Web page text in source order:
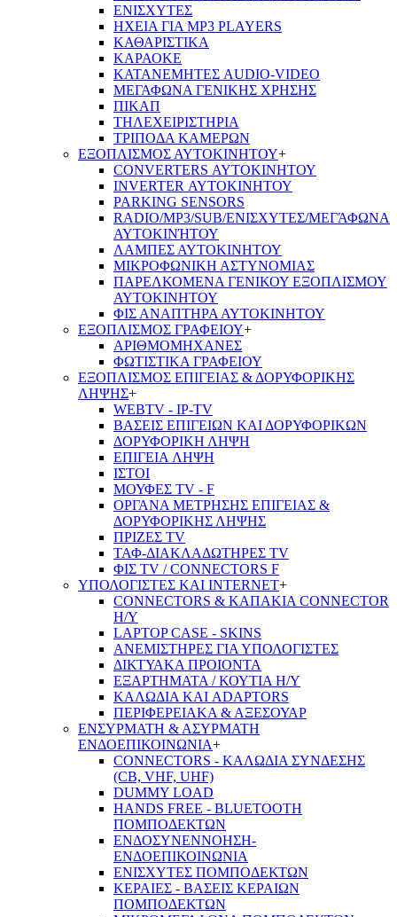
ΕΝΙΣΧΥΤΕΣ
ΗΧΕΙΑ ΓΙΑ MP3 PLAYERS
ΚΑΘΑΡΙΣΤΙΚΑ
ΚΑΡΑΟΚΕ
ΚΑΤΑΝΕΜΗΤΕΣ AUDIO-VIDEO
ΜΕΓΑΦΩΝΑ ΓΕΝΙΚΗΣ ΧΡΗΣΗΣ
ΠΙΚΑΠ
ΤΗΛΕΧΕΙΡΙΣΤΗΡΙΑ
ΤΡΙΠΟΔΑ ΚΑΜΕΡΩΝ
ΕΞΟΠΛΙΣΜΟΣ ΑΥΤΟΚΙΝΗΤΟΥ+
CONVERTERS ΑΥΤΟΚΙΝΗΤΟΥ
INVERTER ΑΥΤΟΚΙΝΗΤΟΥ
PARKING SENSORS
RADIO/MP3/SUB/ΕΝΙΣΧΥΤΕΣ/ΜΕΓΆΦΩΝΑ
ΑΥΤΟΚΙΝΉΤΟΥ
ΛΑΜΠΕΣ ΑΥΤΟΚΙΝΗΤΟΥ
ΜΙΚΡΟΦΩΝΙΚΗ ΑΣΤΥΝΟΜΙΑΣ
ΠΑΡΕΛΚΟΜΕΝΑ ΓΕΝΙΚΟΥ ΕΞΟΠΛΙΣΜΟΥ
ΑΥΤΟΚΙΝΗΤΟΥ
ΦΙΣ ΑΝΑΠΤΗΡΑ ΑΥΤΟΚΙΝΗΤΟΥ
ΕΞΟΠΛΙΣΜΟΣ ΓΡΑΦΕΙΟΥ+
ΑΡΙΘΜΟΜΗΧΑΝΕΣ
ΦΩΤΙΣΤΙΚΑ ΓΡΑΦΕΙΟΥ
ΕΞΟΠΛΙΣΜΟΣ ΕΠΙΓΕΙΑΣ & ΔΟΡΥΦΟΡΙΚΗΣ
ΛΗΨΗΣ+
WEBTV - IP-TV
ΒΑΣΕΙΣ ΕΠΙΓΕΙΩΝ ΚΑΙ ΔΟΡΥΦΟΡΙΚΩΝ
ΔΟΡΥΦΟΡΙΚΗ ΛΗΨΗ
ΕΠΙΓΕΙA ΛΗΨΗ
ΙΣΤΟΙ
ΜΟΥΦΕΣ TV - F
ΟΡΓΑΝΑ ΜΕΤΡΗΣΗΣ ΕΠΙΓΕΙΑΣ &
ΔΟΡΥΦΟΡΙΚΗΣ ΛΗΨΗΣ
ΠΡΙΖΕΣ TV
ΤΑΦ-ΔΙΑΚΛΑΔΩΤΗΡΕΣ TV
ΦΙΣ TV / CONNECTORS F
ΥΠΟΛΟΓΙΣΤΕΣ ΚΑΙ INTERNET+
CONNECTORS & ΚΑΠΑΚΙΑ CONNECTOR
Η/Υ
LAPTOP CASE - SKINS
ΑΝΕΜΙΣΤΗΡΕΣ ΓΙΑ ΥΠΟΛΟΓΙΣΤΕΣ
ΔΙΚΤΥΑΚΑ ΠΡΟΙΟΝΤΑ
ΕΞΑΡΤΗΜΑΤΑ / ΚΟΥΤΙΑ Η/Υ
ΚΑΛΩΔΙΑ ΚΑΙ ADAPTORS
ΠΕΡΙΦΕΡΕΙΑΚΑ & ΑΞΕΣΟΥΑΡ
ΕΝΣΥΡΜΑΤΗ & ΑΣΥΡΜΑΤΗ
ΕΝΔΟΕΠΙΚΟΙΝΩΝΙΑ+
CONNECTORS - ΚΑΛΩΔΙΑ ΣΥΝΔΕΣΗΣ
(CB, VHF, UHF)
DUMMY LOAD
HANDS FREE - BLUETOOTH
ΠΟΜΠΟΔΕΚΤΩΝ
ΕΝΔΟΣΥΝΕΝΝΟΗΣΗ-
ΕΝΔΟΕΠΙΚΟΙΝΩΝΙΑ
ΕΝΙΣΧΥΤΕΣ ΠΟΜΠΟΔΕΚΤΩΝ
ΚΕΡΑΙΕΣ - ΒΑΣΕΙΣ ΚΕΡΑΙΩΝ
ΠΟΜΠΟΔΕΚΤΩΝ